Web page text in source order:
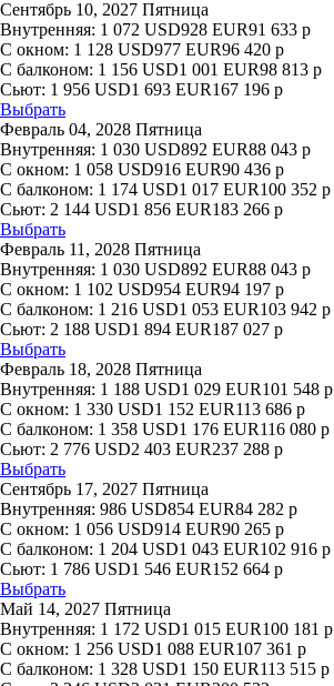
Сентябрь 10, 2027 Пятница
Внутренняя: 1 072 USD928 EUR91 633 р
С окном: 1 128 USD977 EUR96 420 р
С балконом: 1 156 USD1 001 EUR98 813 р
Сьют: 1 956 USD1 693 EUR167 196 р
Выбрать
Февраль 04, 2028 Пятница
Внутренняя: 1 030 USD892 EUR88 043 р
С окном: 1 058 USD916 EUR90 436 р
С балконом: 1 174 USD1 017 EUR100 352 р
Сьют: 2 144 USD1 856 EUR183 266 р
Выбрать
Февраль 11, 2028 Пятница
Внутренняя: 1 030 USD892 EUR88 043 р
С окном: 1 102 USD954 EUR94 197 р
С балконом: 1 216 USD1 053 EUR103 942 р
Сьют: 2 188 USD1 894 EUR187 027 р
Выбрать
Февраль 18, 2028 Пятница
Внутренняя: 1 188 USD1 029 EUR101 548 р
С окном: 1 330 USD1 152 EUR113 686 р
С балконом: 1 358 USD1 176 EUR116 080 р
Сьют: 2 776 USD2 403 EUR237 288 р
Выбрать
Сентябрь 17, 2027 Пятница
Внутренняя: 986 USD854 EUR84 282 р
С окном: 1 056 USD914 EUR90 265 р
С балконом: 1 204 USD1 043 EUR102 916 р
Сьют: 1 786 USD1 546 EUR152 664 р
Выбрать
Май 14, 2027 Пятница
Внутренняя: 1 172 USD1 015 EUR100 181 р
С окном: 1 256 USD1 088 EUR107 361 р
С балконом: 1 328 USD1 150 EUR113 515 р